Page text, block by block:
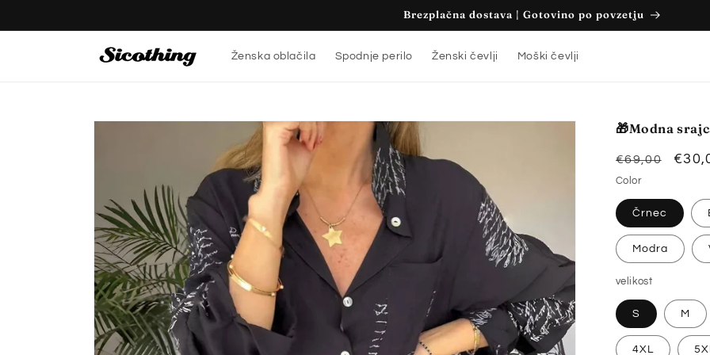
vsebino
Brezplačna dostava | Gotovino po povzetju
Ženska oblačila Spodnje perilo Ženski čevlji Moški čevlji
🎁Modna
Redna
cena
€69,00
Color
Črnec
Modra
velikost
S M
4XL